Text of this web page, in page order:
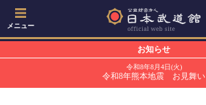
メニュー
お知らせ
令和8年8月4日(火)
令和8年熊本地震 お見舞い